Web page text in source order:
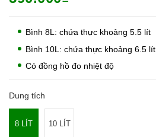
Bình 8L: chứa thực khoảng 5.5 lít
Bình 10L: chứa thực khoảng 6.5 lít
Có đồng hồ đo nhiệt độ
Dung tích
8 LÍT 10 LÍT